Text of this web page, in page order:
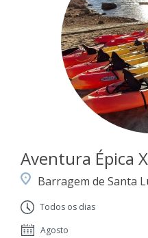
Aventura Épica
Barragem de Santa
Todos os dias
Agosto